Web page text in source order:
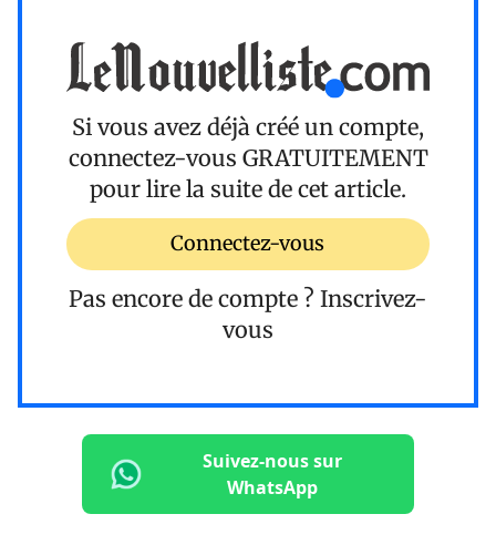
Si vous avez déjà créé un compte,
connectez-vous GRATUITEMENT
pour lire la suite de cet article.
Connectez-vous
Pas encore de compte ? Inscrivez-
vous
Suivez-nous sur
WhatsApp